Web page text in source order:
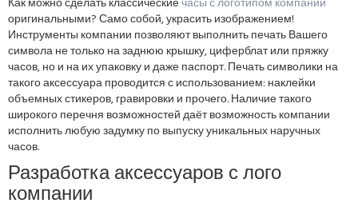
оригинальными? Само собой, украсить изображением!
Инструменты компании позволяют выполнить печать Вашего
символа не только на заднюю крышку, циферблат или пряжку
часов, но и на их упаковку и даже паспорт. Печать символики на
такого аксессуара проводится с использованием: наклейки
объемных стикеров, гравировки и прочего. Наличие такого
широкого перечня возможностей даёт возможность компании
исполнить любую задумку по выпуску уникальных наручных
часов.
Разработка аксессуаров с лого
компании